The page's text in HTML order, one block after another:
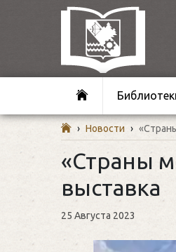
› Новости ›
«Страны
выставка
25 Августа 2023